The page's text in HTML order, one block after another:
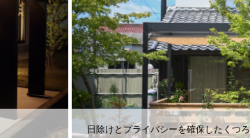
日除けとプライバシーを確保したくつ